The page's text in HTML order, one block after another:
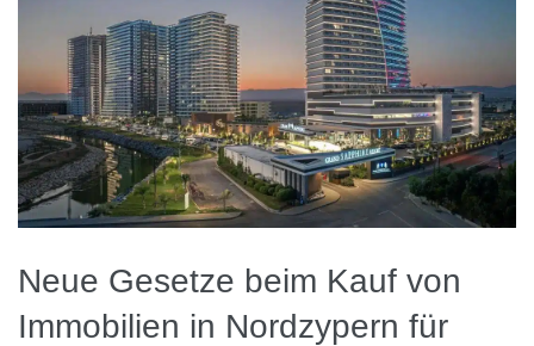
Neue Gesetze beim Kauf von
Immobilien in Nordzypern für